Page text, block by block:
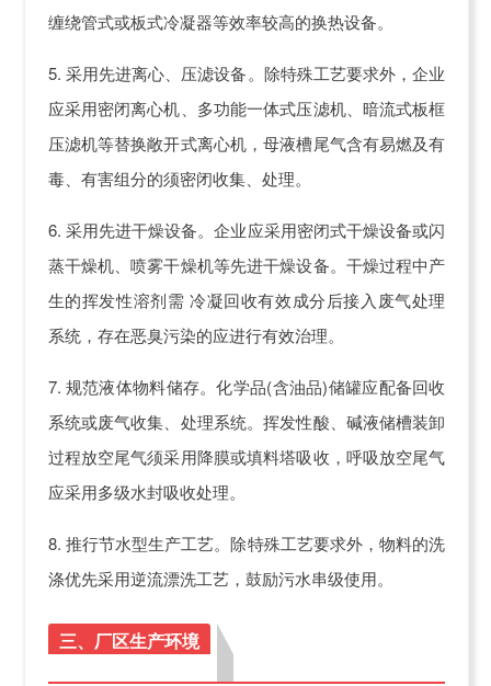
缠绕管式或板式冷凝器等效率较高的换热设备。
5. 采用先进离心、压滤设备。除特殊工艺要求外，企业
应采用密闭离心机、多功能一体式压滤机、暗流式板框
压滤机等替换敞开式离心机，母液槽尾气含有易燃及有
毒、有害组分的须密闭收集、处理。
6. 采用先进干燥设备。企业应采用密闭式干燥设备或闪
蒸干燥机、喷雾干燥机等先进干燥设备。干燥过程中产
生的挥发性溶剂需 冷凝回收有效成分后接入废气处理
系统，存在恶臭污染的应进行有效治理。
7. 规范液体物料储存。化学品(含油品)储罐应配备回收
系统或废气收集、处理系统。挥发性酸、碱液储槽装卸
过程放空尾气须采用降膜或填料塔吸收，呼吸放空尾气
应采用多级水封吸收处理。
8. 推行节水型生产工艺。除特殊工艺要求外，物料的洗
涤优先采用逆流漂洗工艺，鼓励污水串级使用。
三、厂区生产环境